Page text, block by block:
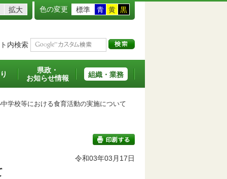
拡大 色の変更 標準 青 黄 黒
内検索
県政・
お知らせ情報
組織・業務
学校等における食育活動の実施について
令和03年03月17日